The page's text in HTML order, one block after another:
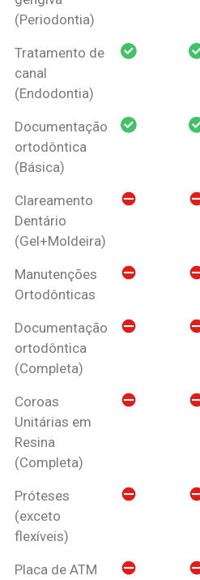
(Periodontia)
Tratamento de
canal
(Endodontia)
Documentação
ortodôntica
(Básica)
Clareamento
Dentário
(Gel+Moldeira)
Manutenções
Ortodônticas
Documentação
ortodôntica
(Completa)
Coroas
Unitárias em
Resina
(Completa)
Próteses
(exceto
flexíveis)
Placa de ATM